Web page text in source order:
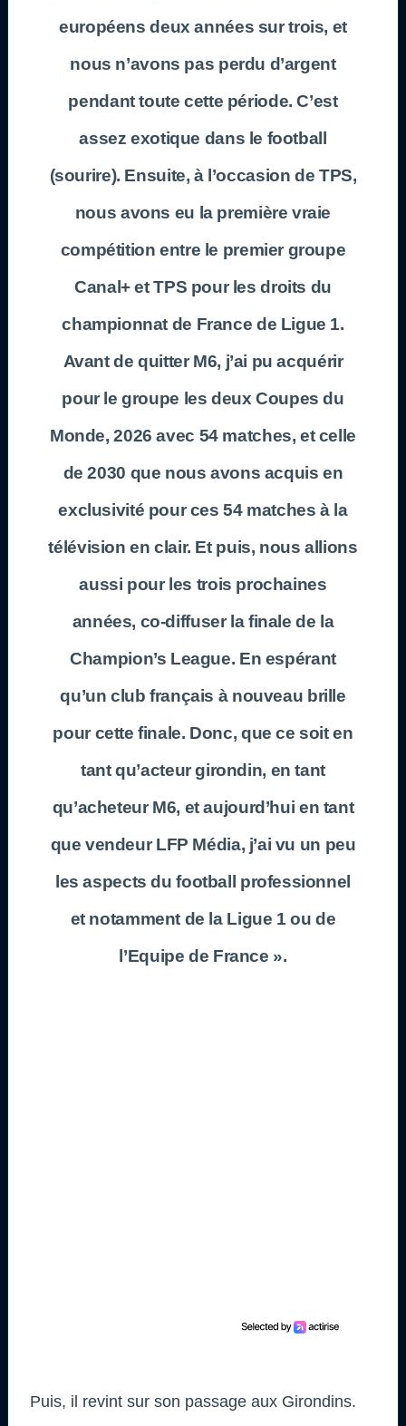
européens deux années sur trois, et
nous n’avons pas perdu d’argent
pendant toute cette période. C’est
assez exotique dans le football
(sourire). Ensuite, à l’occasion de TPS,
nous avons eu la première vraie
compétition entre le premier groupe
Canal+ et TPS pour les droits du
championnat de France de Ligue 1.
Avant de quitter M6, j’ai pu acquérir
pour le groupe les deux Coupes du
Monde, 2026 avec 54 matches, et celle
de 2030 que nous avons acquis en
exclusivité pour ces 54 matches à la
télévision en clair. Et puis, nous allions
aussi pour les trois prochaines
années, co-diffuser la finale de la
Champion’s League. En espérant
qu’un club français à nouveau brille
pour cette finale. Donc, que ce soit en
tant qu’acteur girondin, en tant
qu’acheteur M6, et aujourd’hui en tant
que vendeur LFP Média, j’ai vu un peu
les aspects du football professionnel
et notamment de la Ligue 1 ou de
l’Equipe de France ».
Puis, il revint sur son passage aux Girondins.